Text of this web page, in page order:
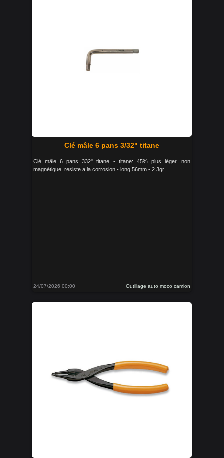
Clé mâle 6 pans 3/32" titane
Clé mâle 6 pans 332" titane - titane: 45% plus léger. non
magnétique. resiste a la corrosion - long 56mm - 2.3gr
24/07/2026 00:00 Outillage auto moco camion